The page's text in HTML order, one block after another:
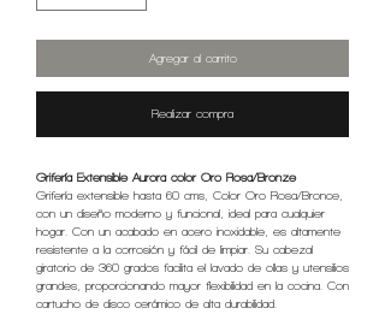
Agregar al carrito
Realizar compra
Grifería Extensible Aurora color Oro Rosa/Bronze
Grifería extensible hasta 60 cms, Color Oro Rosa/Bronce,
con un diseño moderno y funcional, ideal para cualquier
hogar. Con un acabado en acero inoxidable, es altamente
resistente a la corrosión y fácil de limpiar. Su cabezal
giratorio de 360 grados facilita el lavado de ollas y utensilios
grandes, proporcionando mayor flexibilidad en la cocina. Con
cartucho de disco cerámico de alta durabilidad.